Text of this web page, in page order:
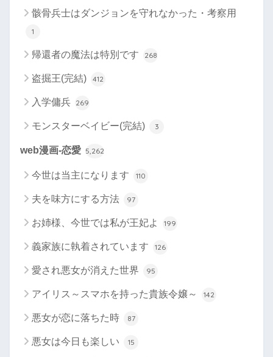
骸骨兵士はダンジョンを守れなかった・考察用
1
帰還者の魔法は特別です 268
盗掘王(完結) 412
入学傭兵 269
モンスターベイビー(完結) 3
web漫画-恋愛 5,262
今世は当主になります 110
夫を味方にする方法 97
お姉様、今世では私が王妃よ 199
義家族に執着されています 126
愛され悪女が消えた世界 95
アイリス～スマホを持った貴族令嬢～ 142
悪女が恋に落ちた時 87
悪女は今日も楽しい 15